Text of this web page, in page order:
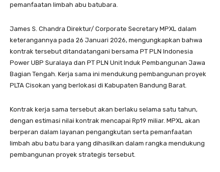
pemanfaatan limbah abu batubara.
James S. Chandra Direktur/ Corporate Secretary MPXL dalam
keterangannya pada 26 Januari 2026, mengungkapkan bahwa
kontrak tersebut ditandatangani bersama PT PLN Indonesia
Power UBP Suralaya dan PT PLN Unit Induk Pembangunan Jawa
Bagian Tengah. Kerja sama ini mendukung pembangunan proyek
PLTA Cisokan yang berlokasi di Kabupaten Bandung Barat.
Kontrak kerja sama tersebut akan berlaku selama satu tahun,
dengan estimasi nilai kontrak mencapai Rp19 miliar. MPXL akan
berperan dalam layanan pengangkutan serta pemanfaatan
limbah abu batu bara yang dihasilkan dalam rangka mendukung
pembangunan proyek strategis tersebut.